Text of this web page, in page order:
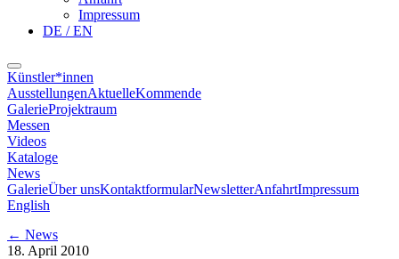
Impressum
DE / EN
Künstler*innen
AusstellungenAktuelleKommende
GalerieProjektraum
Messen
Videos
Kataloge
News
GalerieÜber unsKontaktformularNewsletterAnfahrtImpressum
English
← News
18. April 2010